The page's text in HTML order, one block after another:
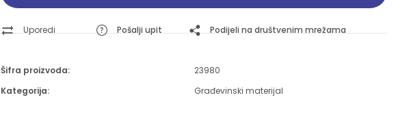
Uporedi Pošalji upit Podijeli na društvenim mrežama
Šifra proizvoda:
23980
Kategorija:
Građevinski materijal